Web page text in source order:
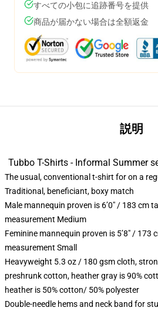
すべての小包に追跡番号を提供
商品が届かない場合は全額返金
説明
Tubbo T-Shirts - Informal Summer
The usual, conventional t-shirt for on a
Traditional, beneficiant, boxy match
Male mannequin proven is 6’0″ / 183 cm
measurement Medium
Feminine mannequin proven is 5’8″ / 173
measurement Small
Heavyweight 5.3 oz / 180 gsm cloth,
preshrunk cotton, heather gray is 90%
heather is 50% cotton/ 50% polyester
Double-needle hems and neck band for